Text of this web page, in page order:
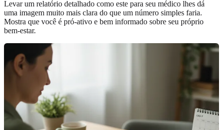
Levar um relatório detalhado como este para seu médico lhes dá
uma imagem muito mais clara do que um número simples faria.
Mostra que você é pró-ativo e bem informado sobre seu próprio
bem-estar.